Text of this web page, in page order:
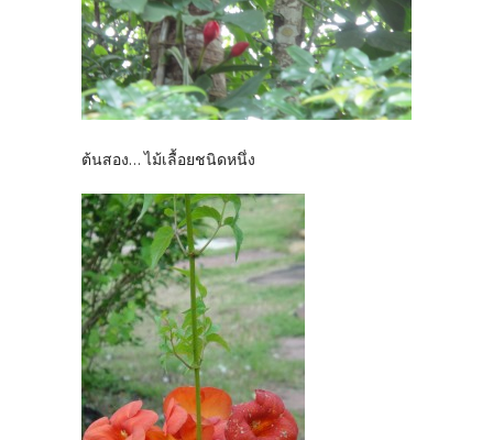
ต้นสอง... ไม้เลื้อยชนิดหนึ่ง